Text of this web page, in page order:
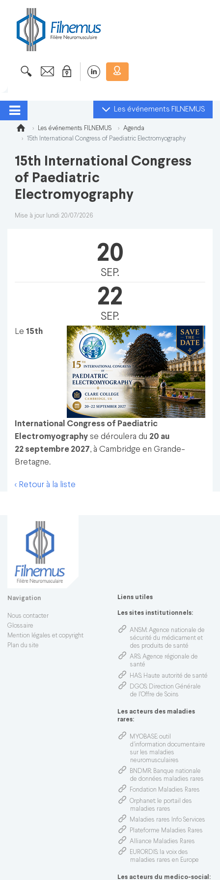
Les événements FILNEMUS
Les événements FILNEMUS
Agenda
15th International Congress of Paediatric Electromyography
15th International Congress
of Paediatric
Electromyography
Mise à jour lundi 20/07/2026
20
SEP.
22
SEP.
Le 15th
International Congress of Paediatric
Electromyography se déroulera du 20 au
22 septembre 2027, à Cambridge en Grande-
Bretagne.
< Retour à la liste
Navigation
Nous contacter
Glossaire
Mention légales et copyright
Plan du site
Liens utiles
Les sites institutionnels:
ANSM: Agence nationale de
sécurité du médicament et
des produits de santé
ARS: Agence régionale de
santé
HAS: Haute autorité de santé
DGOS: Direction Générale
de l’Offre de Soins
Les acteurs des maladies
rares:
MYOBASE: outil
d'information documentaire
sur les maladies
neuromusculaires
BNDMR: Banque nationale
de données maladies rares
Fondation Maladies Rares
Orphanet: le portail des
maladies rares
Maladies rares Info Services
Plateforme Maladies Rares
Alliance Maladies Rares
EURORDIS: la voix des
maladies rares en Europe
Les acteurs du medico-social: